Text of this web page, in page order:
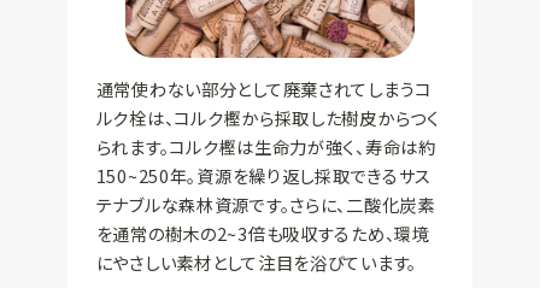
通常使わない部分として廃棄されてしまうコ
ルク栓は、コルク樫から採取した樹皮からつく
られます。コルク樫は生命力が強く、寿命は約
150~250年。資源を繰り返し採取できるサス
テナブルな森林資源です。さらに、二酸化炭素
を通常の樹木の2~3倍も吸収するため、環境
にやさしい素材として注目を浴びています。